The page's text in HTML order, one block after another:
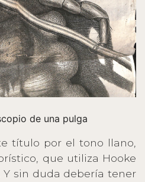
de una pulga
título por el tono llano,
que utiliza Hooke
Y sin duda debería tener